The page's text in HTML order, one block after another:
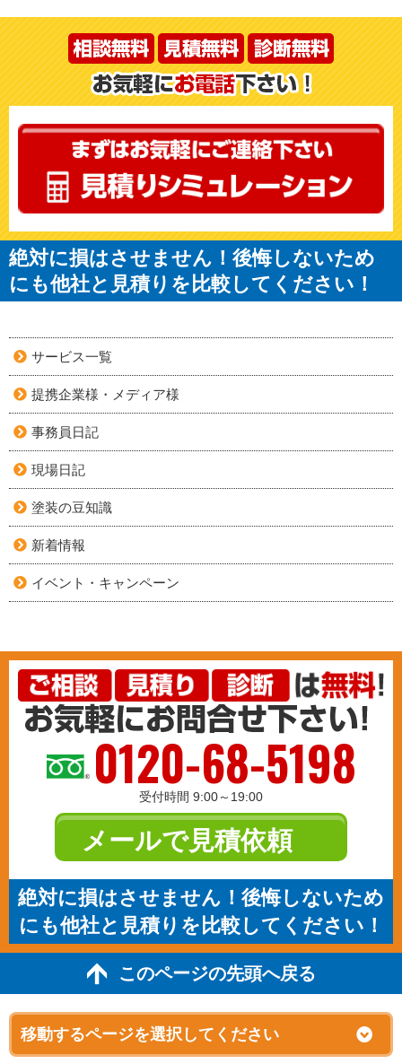
絶対に損はさせません！後悔しないため
にも他社と見積りを比較してください！
サービス一覧
提携企業様・メディア様
事務員日記
現場日記
塗装の豆知識
新着情報
イベント・キャンペーン
0120-68-5198
受付時間 9:00～19:00
メールで見積依頼
絶対に損はさせません！後悔しないため
にも他社と見積りを比較してください！
このページの先頭へ戻る